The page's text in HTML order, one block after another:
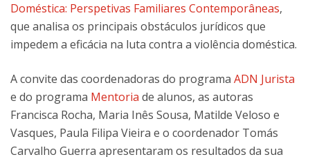
Doméstica: Perspetivas Familiares Contemporâneas,
que analisa os principais obstáculos jurídicos que
impedem a eficácia na luta contra a violência doméstica.
A convite das coordenadoras do programa ADN Jurista
e do programa Mentoria de alunos, as autoras
Francisca Rocha, Maria Inês Sousa, Matilde Veloso e
Vasques, Paula Filipa Vieira e o coordenador Tomás
Carvalho Guerra apresentaram os resultados da sua